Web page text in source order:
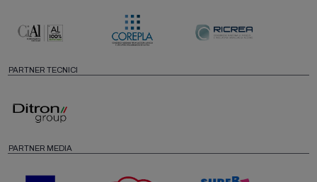
PARTNER TECNICI
PARTNER MEDIA